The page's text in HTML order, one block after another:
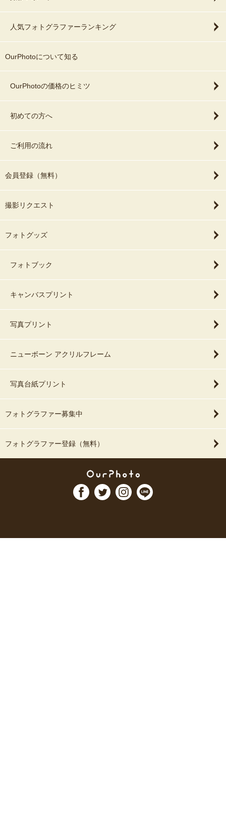
人気フォトグラファーランキング
OurPhotoについて知る
OurPhotoの価格のヒミツ
初めての方へ
ご利用の流れ
会員登録（無料）
撮影リクエスト
フォトグッズ
フォトブック
キャンバスプリント
写真プリント
ニューボーン アクリルフレーム
写真台紙プリント
フォトグラファー募集中
フォトグラファー登録（無料）